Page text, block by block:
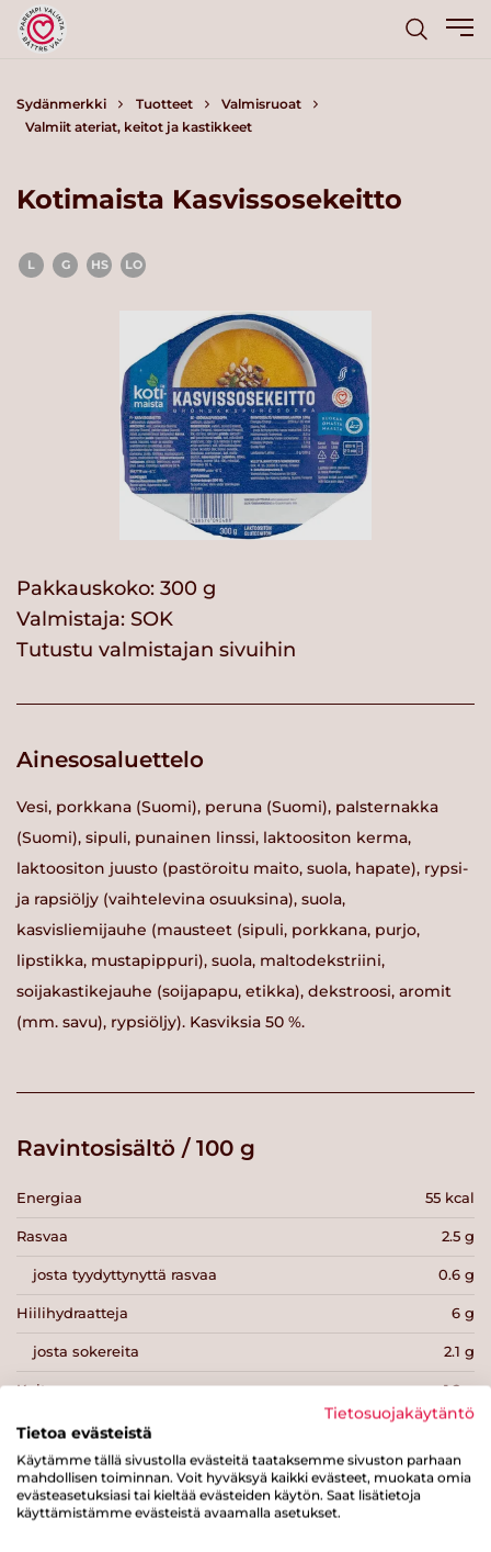
Sydänmerkki Tuotteet
Valmisruoat
Valmiit ateriat, keitot ja kastikkeet
Kotimaista Kasvissosekeitto
L G HS LO
Pakkauskoko: 300 g
Valmistaja: SOK
Tutustu valmistajan sivuihin
Ainesosaluettelo
Vesi, porkkana (Suomi), peruna (Suomi), palsternakka
(Suomi), sipuli, punainen linssi, laktoositon kerma,
laktoositon juusto (pastöroitu maito, suola, hapate), rypsi-
ja rapsiöljy (vaihtelevina osuuksina), suola,
kasvisliemijauhe (mausteet (sipuli, porkkana, purjo,
lipstikka, mustapippuri), suola, maltodekstriini,
soijakastikejauhe (soijapapu, etikka), dekstroosi, aromit
(mm. savu), rypsiöljy). Kasviksia 50 %.
Ravintosisältö / 100 g
Energiaa 55 kcal
Rasvaa 2.5 g
josta tyydyttynyttä rasvaa 0.6 g
Hiilihydraatteja 6 g
josta sokereita 2.1 g
Kuitua 1.2 g
Proteiinia
Suolaa 0.7 g
Tietosuojakäytäntö
Tietoa evästeistä
Käytämme tällä sivustolla evästeitä taataksemme sivuston parhaan
mahdollisen toiminnan. Voit hyväksyä kaikki evästeet, muokata omia
evästeasetuksiasi tai kieltää evästeiden käytön. Saat lisätietoja
käyttämistämme evästeistä avaamalla asetukset.